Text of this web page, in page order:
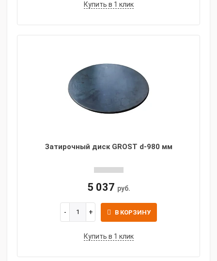
Купить в 1 клик
Затирочный диск GROST d-980 мм
5 037 руб.
В КОРЗИНУ
Купить в 1 клик